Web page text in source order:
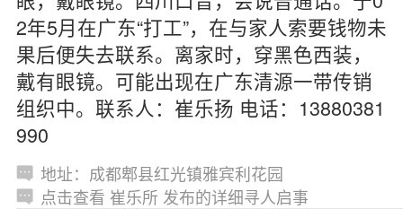
2年5月在广东“打工”，在与家人索要钱物未
果后便失去联系。离家时，穿黑色西装，
戴有眼镜。可能出现在广东清源一带传销
组织中。联系人：崔乐扬 电话：13880381
990
地址：成都郫县红光镇雅宾利花园
点击查看 崔乐所 发布的详细寻人启事